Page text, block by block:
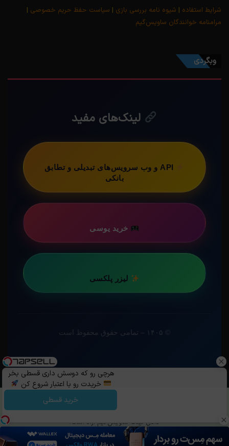
شرایط استفاده | شیوه نامه بررسی بازی | سیاست حفظ حریم خصوصی |
مرامنامه خوانندگان ساویس‌گیم
وبگردی
لینک‌های مفید
API و وب سرویس‌های تبدیلی و تطابق
بانکی
خرید یوسی
لیزر پلکسی
کپی رایت ©️ 1405 - 1399 | استفاده از مطالب ساویس‌گیم با ذکر منبع و قرار
دادن لینک ساویس‌گیم آزاد است.
هرچی رو که دوسش داری قسطی بخر
خریدت رو با اعتبار شروع کن
خرید قسطی